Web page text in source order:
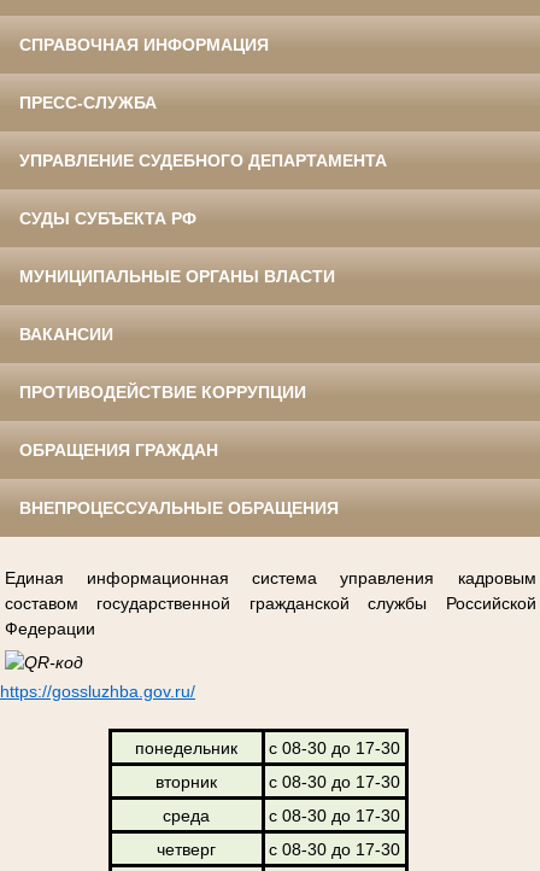
СПРАВОЧНАЯ ИНФОРМАЦИЯ
ПРЕСС-СЛУЖБА
УПРАВЛЕНИЕ СУДЕБНОГО ДЕПАРТАМЕНТА
СУДЫ СУБЪЕКТА РФ
МУНИЦИПАЛЬНЫЕ ОРГАНЫ ВЛАСТИ
ВАКАНСИИ
ПРОТИВОДЕЙСТВИЕ КОРРУПЦИИ
ОБРАЩЕНИЯ ГРАЖДАН
ВНЕПРОЦЕССУАЛЬНЫЕ ОБРАЩЕНИЯ
Единая информационная система управления кадровым
составом государственной гражданской службы Российской
Федерации
https://gossluzhba.gov.ru/
понедельник
с 08-30 до 17-30
вторник
с 08-30 до 17-30
среда
с 08-30 до 17-30
четверг
с 08-30 до 17-30